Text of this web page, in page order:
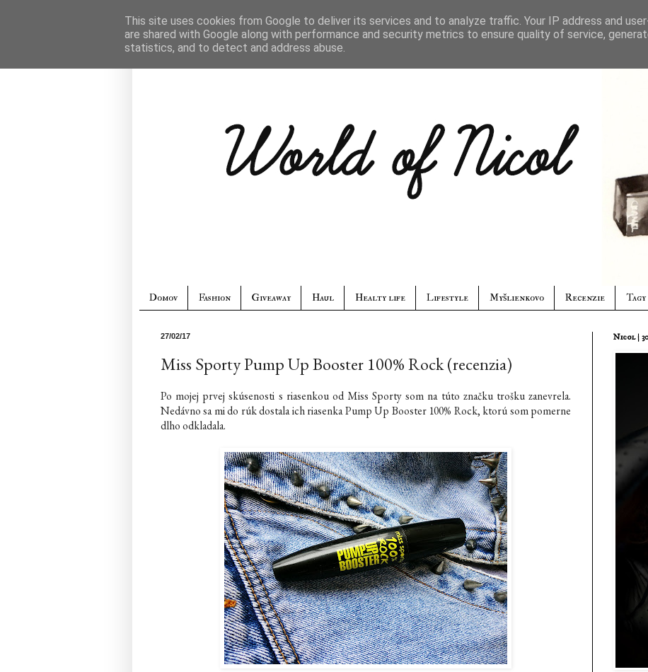
Domov Fashion Giveaway Haul Healty life Lifestyle Myšlienkovo Recenzie Tagy
27/02/17
Miss Sporty Pump Up Booster 100% Rock (recenzia)
Po mojej prvej skúsenosti s riasenkou od Miss Sporty som na túto značku trošku zanevrela.
Nedávno sa mi do rúk dostala ich riasenka Pump Up Booster 100% Rock, ktorú som pomerne
dlho odkladala.
Nicol |
This site uses cookies from Google to deliver its services and to analyze traffic. Your IP address and
are shared with Google along with performance and security metrics to ensure quality of service,
statistics, and to detect and address abuse.